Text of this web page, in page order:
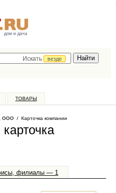
дом и дача
Искать
везде
ТОВАРЫ
ООО / Карточка компании
филиалы — 1